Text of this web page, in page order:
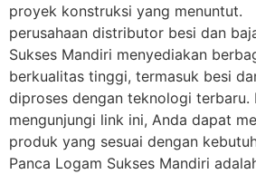
proyek konstruksi yang menuntut.
perusahaan distributor besi dan
Sukses Mandiri menyediakan
berkualitas tinggi, termasuk besi
diproses dengan teknologi terbaru.
mengunjungi link ini, Anda dapat
produk yang sesuai dengan
Panca Logam Sukses Mandiri